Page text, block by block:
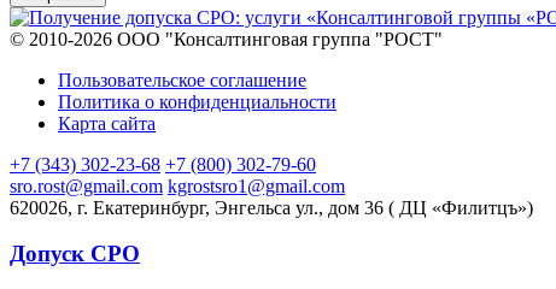
© 2010-2026 ООО "Консалтинговая группа "РОСТ"
Пользовательское соглашение
Политика о конфиденциальности
Карта сайта
+7 (343) 302-23-68 +7 (800) 302-79-60
sro.rost@gmail.com kgrostsro1@gmail.com
620026, г. Екатеринбург, Энгельса ул., дом 36 ( ДЦ «Филитцъ»)
Допуск СРО